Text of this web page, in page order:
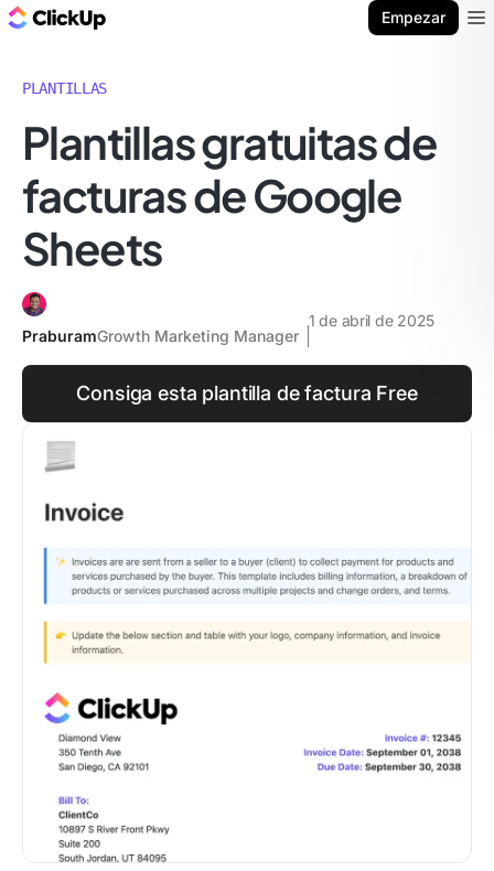
Empezar
PLANTILLAS
Plantillas gratuitas de
facturas de Google
Sheets
PraburamGrowth Marketing Manager
1 de abril de 2025
Consiga esta plantilla de factura Free